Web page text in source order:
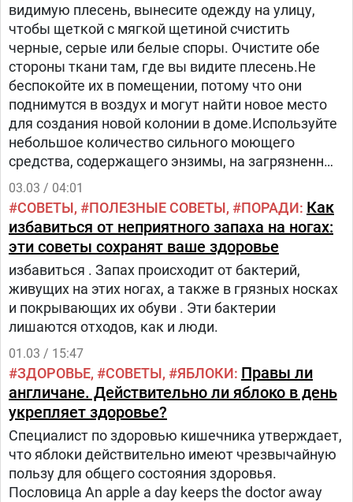
видимую плесень, вынесите одежду на улицу,
чтобы щеткой с мягкой щетиной счистить
черные, серые или белые споры. Очистите обе
стороны ткани там, где вы видите плесень.Не
беспокойте их в помещении, потому что они
поднимутся в воздух и могут найти новое место
для создания новой колонии в доме.Используйте
небольшое количество сильного моющего
средства, содержащего энзимы, на загрязненных
участках.Втирайте моющее средство в ткань
пальцами или щеткой с мягкой щетиной.Дайте
ему постоять как минимум 15 минут, чтобы
начать растирать пятна, прежде чем постирать
одежду.Независимо от того, вы стираете одежду
ручным или машинным способом, используйте
горячую температуру воды, рекомендованную на
этикетке для ухода за тканью.В идеале
температура воды должна быть выше 140
градусов по Фаренгейту, чтобы уничтожить
споры плесени.Используйте рекомендованное
количество прочного стирального порошка.Для
белой одежды и постельного белья из
натуральных волокон добавьте от одной трети до
двух третей чашки хлорного отбеливателя для
стирки, чтобы продезинфицировать ткань и
удалить споры грибков.
03.03 / 04:01
СОВЕТЫ ПОЛЕЗНЫЕ СОВЕТЫ ПОРАДИ Как
избавиться от неприятного запаха на ногах:
эти советы сохранят ваше здоровье
избавиться . Запах происходит от бактерий,
живущих на этих ногах, а также в грязных носках
и покрывающих их обуви . Эти бактерии
лишаются отходов, как и люди.
01.03 / 15:47
ЗДОРОВЬЕ СОВЕТЫ ЯБЛОКИ Правы ли
англичане. Действительно ли яблоко в день
укрепляет здоровье?
Специалист по здоровью кишечника утверждает,
что яблоки действительно имеют чрезвычайную
пользу для общего состояния здоровья.
Пословица An apple a day keeps the doctor away